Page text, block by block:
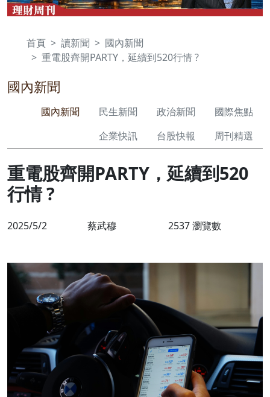
首頁 讀新聞
國內新聞
重電股齊開PARTY，延續到520行情 ?
國內新聞
國內新聞 民生新聞 政治新聞
國際焦點
企業快訊
台股快報 周刊精選
重電股齊開PARTY，延續到520
行情 ?
2025/5/2 蔡武穆 2537 瀏覽數